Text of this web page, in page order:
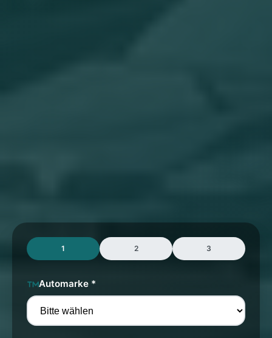
1 2 3
Automarke *